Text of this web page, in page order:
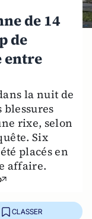
de 14
de
entre
la nuit de
blessures
rixe, selon
Six
placés en
affaire.
CLASSER